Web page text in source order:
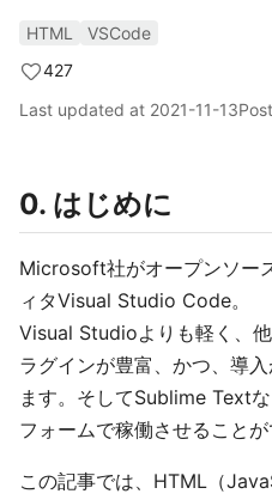
HTML
VSCode
427
Last updated at 2021-11-13
0. はじめに
Microsoft社がオープンソー
ィタVisual Studio Code。
Visual Studioよりも軽く、
ラグインが豊富、かつ、導
ます。そしてSublime Text
フォームで稼働させることが
この記事では、HTML（